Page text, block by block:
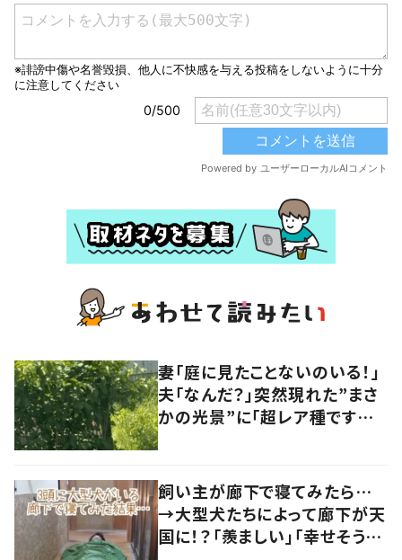
妻「庭に見たことないのいる！」
夫「なんだ？」突然現れた”まさ
かの光景”に「超レア種です
飼い主が廊下で寝てみたら…
→大型犬たちによって廊下が天
国に！？「羨ましい」「幸せそう」